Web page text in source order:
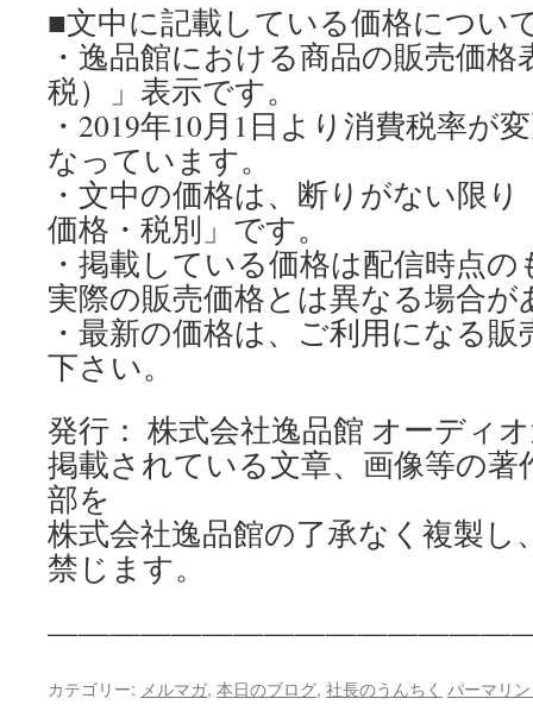
■文中に記載している価格につい
・逸品館における商品の販売価
税）」表示です。
・2019年10月1日より消費税率が
なっています。
・文中の価格は、断りがない限
価格・税別」です。
・掲載している価格は配信時点
実際の販売価格とは異なる場合が
・最新の価格は、ご利用になる
下さい。
発行： 株式会社逸品館 オーディ
掲載されている文章、画像等の著
部を
株式会社逸品館の了承なく複製し
禁じます。
カテゴリー: メルマガ, 本日のブログ, 社長のうんちく パーマリ